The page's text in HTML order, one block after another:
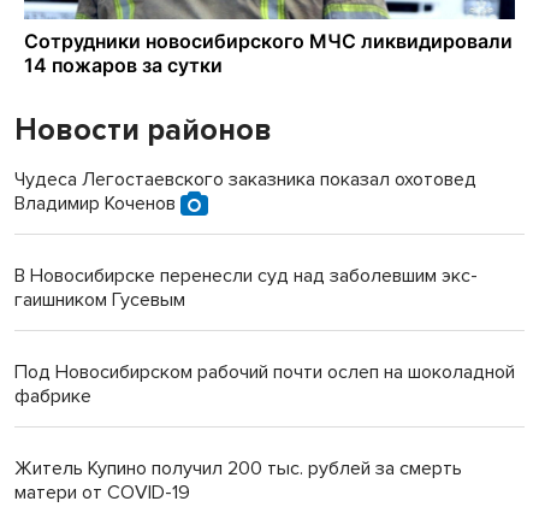
Новости районов
Чудеса Легостаевского заказника показал охотовед
Владимир Коченов
В Новосибирске перенесли суд над заболевшим экс-
гаишником Гусевым
Под Новосибирском рабочий почти ослеп на шоколадной
фабрике
Житель Купино получил 200 тыс. рублей за смерть
матери от COVID-19